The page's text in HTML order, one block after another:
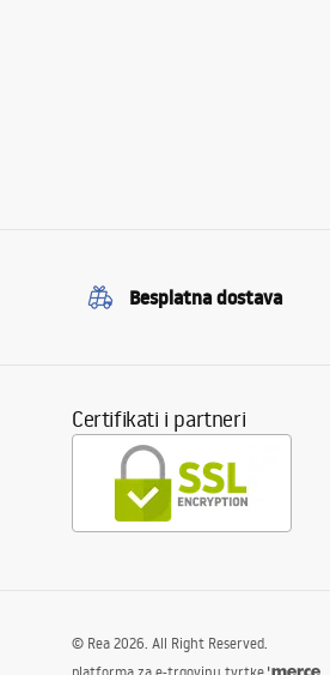
Besplatna dostava
Certifikati i partneri
© Rea 2026. All Right Reserved.